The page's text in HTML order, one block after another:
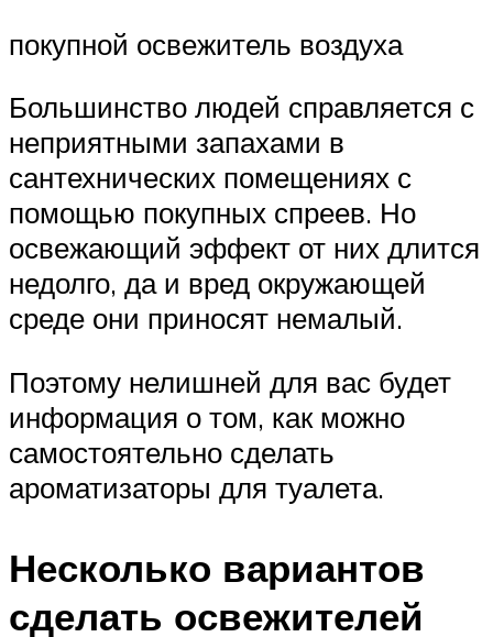
покупной освежитель воздуха
Большинство людей справляется с
неприятными запахами в
сантехнических помещениях с
помощью покупных спреев. Но
освежающий эффект от них длится
недолго, да и вред окружающей
среде они приносят немалый.
Поэтому нелишней для вас будет
информация о том, как можно
самостоятельно сделать
ароматизаторы для туалета.
Несколько вариантов
сделать освежителей